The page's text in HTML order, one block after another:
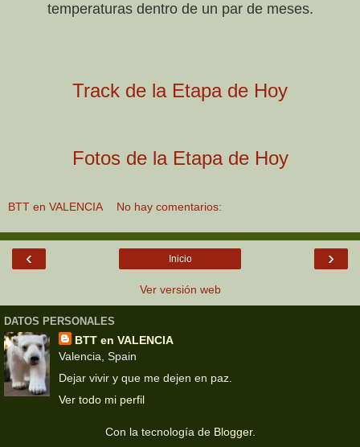
temperaturas dentro de un par de meses.
Track de la Etapa de Hoy
Fotos de la Etapa de Hoy
BTT en VALENCIA No hay comentarios:
‹ ›
Inicio
Ver versión web
DATOS PERSONALES
BTT en VALENCIA
Valencia, Spain
Dejar vivir y que me dejen en paz.
Ver todo mi perfil
Con la tecnología de Blogger.